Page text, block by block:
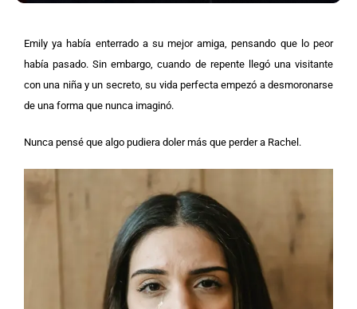
Emily ya había enterrado a su mejor amiga, pensando que lo peor
había pasado. Sin embargo, cuando de repente llegó una visitante
con una niña y un secreto, su vida perfecta empezó a desmoronarse
de una forma que nunca imaginó.
Nunca pensé que algo pudiera doler más que perder a Rachel.